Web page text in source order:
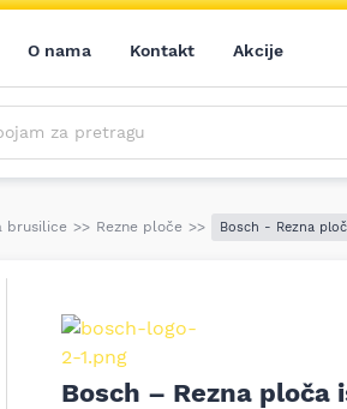
O nama Kontakt Akcije
brusilice >> Rezne ploče >> Bosch - Rezna
Bosch – Rezna ploča